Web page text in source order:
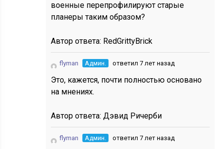
военные перепрофилируют старые
планеры таким образом?
Автор ответа: RedGrittyBrick
flyman Админ. ответил 7 лет назад
Это, кажется, почти полностью основано
на мнениях.
Автор ответа:Дэвид Ричерби
flyman Админ. ответил 7 лет назад